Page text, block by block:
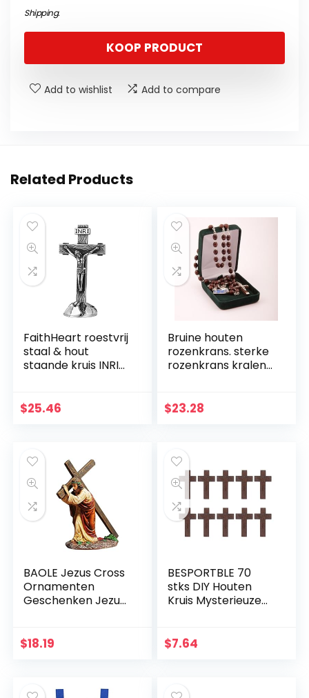
Shipping.
KOOP PRODUCT
Add to wishlist Add to compare
Related Products
FaithHeart roestvrij
staal & hout
staande kruis INRI
Home Decoratie
$25.46
Bruine houten
rozenkrans. sterke
rozenkrans kralen
$23.28
BAOLE Jezus Cross
Ornamenten
Geschenken Jezus
Church Decoraties,
$18.19
BESPORTBLE 70
stks DIY Houten
Kruis Mysterieuze
Ornamenten Jezus
$7.64